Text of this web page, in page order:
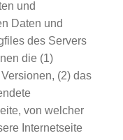
und
Daten und
des Servers
die (1)
(2) das
von welcher
Internetseite